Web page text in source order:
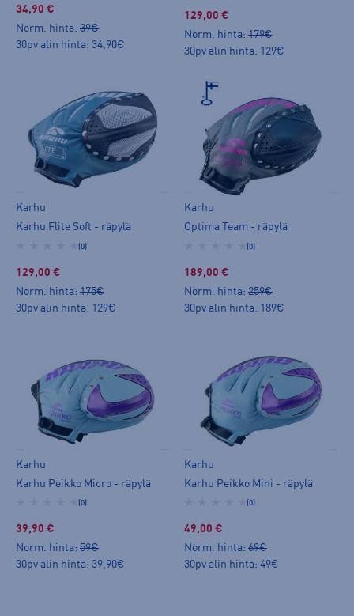
34,90 €
Norm. hinta: 39€
30pv alin hinta: 34,90€
129,00 €
Norm. hinta: 179€
30pv alin hinta: 129€
Karhu
Karhu Flite Soft - räpylä
(0)
129,00 €
Norm. hinta: 175€
30pv alin hinta: 129€
Karhu
Optima Team - räpylä
(0)
189,00 €
Norm. hinta: 259€
30pv alin hinta: 189€
Karhu
Karhu Peikko Micro - räpylä
(0)
39,90 €
Norm. hinta: 59€
30pv alin hinta: 39,90€
Karhu
Karhu Peikko Mini - räpylä
(0)
49,00 €
Norm. hinta: 69€
30pv alin hinta: 49€